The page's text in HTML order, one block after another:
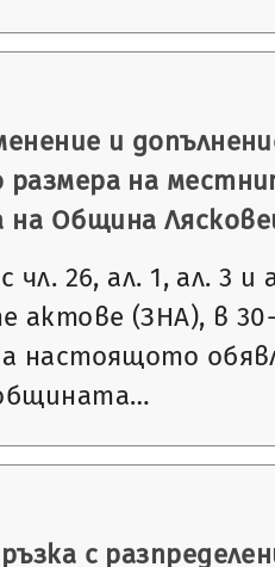
и
размера на
Община
чл. 26, ал. 1, ал. 3
актове (ЗНА), в
настоящото
с